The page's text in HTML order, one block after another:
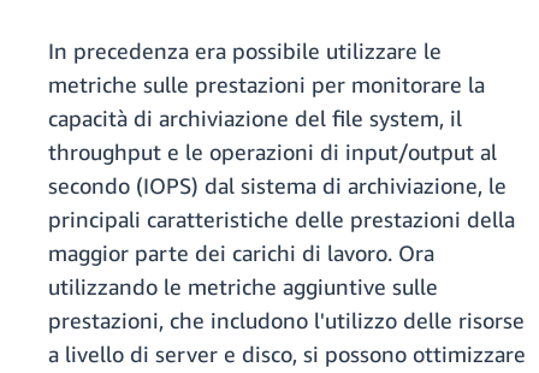
In precedenza era possibile utilizzare le
metriche sulle prestazioni per monitorare la
capacità di archiviazione del file system, il
throughput e le operazioni di input/output al
secondo (IOPS) dal sistema di archiviazione, le
principali caratteristiche delle prestazioni della
maggior parte dei carichi di lavoro. Ora
utilizzando le metriche aggiuntive sulle
prestazioni, che includono l'utilizzo delle risorse
a livello di server e disco, si possono ottimizzare